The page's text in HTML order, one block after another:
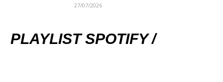
27/07/2026
PLAYLIST SPOTIFY /